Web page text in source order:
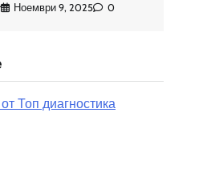
Ноември 9, 2025 0
Топ диагностика